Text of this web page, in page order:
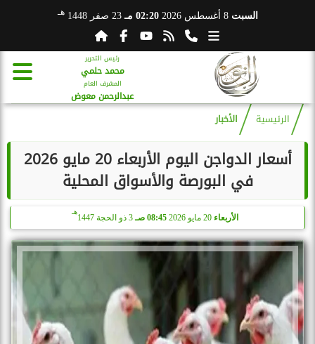
السبت 8 أغسطس 2026 02:20 مـ 23 صفر 1448 هـ
رئيس التحرير
محمد حلمي
المشرف العام
عبدالرحمن معوض
الرئيسية الأخبار
أسعار الدواجن اليوم الأربعاء 20 مايو 2026
في البورصة والأسواق المحلية
الأربعاء 20 مايو 2026 08:45 صـ 3 ذو الحجة 1447
هـ